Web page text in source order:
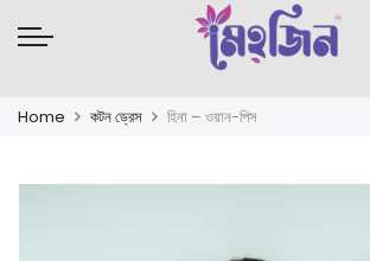
Home কটন ড্রেস হিনা – ওয়ান-পিস